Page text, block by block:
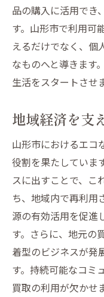
品の購入に活用でき
す。山形市で利用可
えるだけでなく、個
なものへと導きます
生活をスタートさせ
地域経済を支
山形市におけるエコ
役割を果たしていま
スに出すことで、こ
ち、地域内で再利用
源の有効活用を促進
す。さらに、地元の
着型のビジネスが発
す。持続可能なコミ
買取の利用が欠かせ